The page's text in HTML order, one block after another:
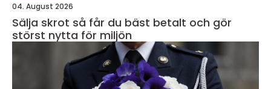
04. August 2026
Sälja skrot så får du bäst betalt och gör
störst nytta för miljön